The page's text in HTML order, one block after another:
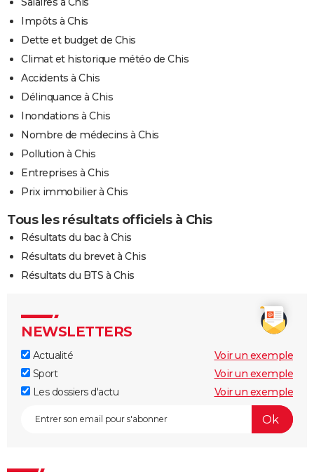
Impôts à Chis
Dette et budget de Chis
Climat et historique météo de Chis
Accidents à Chis
Délinquance à Chis
Inondations à Chis
Nombre de médecins à Chis
Pollution à Chis
Entreprises à Chis
Prix immobilier à Chis
Tous les résultats officiels à Chis
Résultats du bac à Chis
Résultats du brevet à Chis
Résultats du BTS à Chis
NEWSLETTERS
Actualité
Voir un exemple
Sport
Voir un exemple
Les dossiers d'actu
Voir un exemple